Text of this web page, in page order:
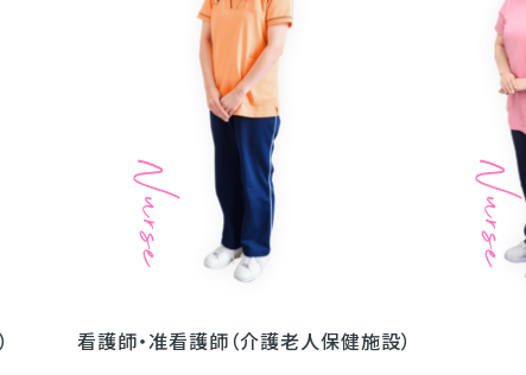
看護師・准看護師（介護老人保健施設）